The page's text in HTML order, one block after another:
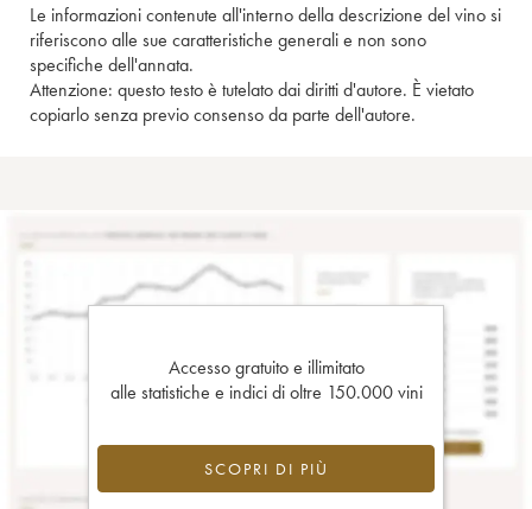
Le informazioni contenute all'interno della descrizione del vino si
riferiscono alle sue caratteristiche generali e non sono
specifiche dell'annata.
Attenzione: questo testo è tutelato dai diritti d'autore. È vietato
copiarlo senza previo consenso da parte dell'autore.
Accesso gratuito e illimitato
alle statistiche e indici di oltre 150.000 vini
SCOPRI DI PIÙ